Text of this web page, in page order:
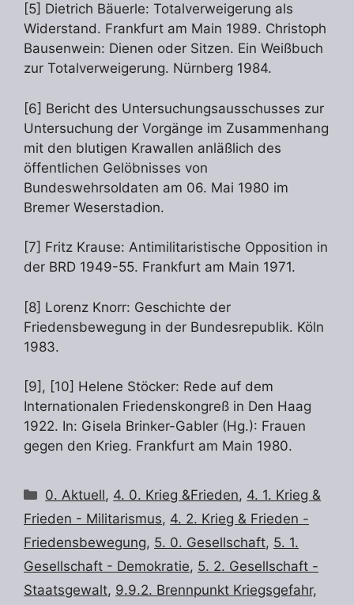
[5] Dietrich Bäuerle: Totalverweigerung als
Widerstand. Frankfurt am Main 1989. Christoph
Bausenwein: Dienen oder Sitzen. Ein Weißbuch
zur Totalverweigerung. Nürnberg 1984.
[6] Bericht des Untersuchungsausschusses zur
Untersuchung der Vorgänge im Zusammenhang
mit den blutigen Krawallen anläßlich des
öffentlichen Gelöbnisses von
Bundeswehrsoldaten am 06. Mai 1980 im
Bremer Weserstadion.
[7] Fritz Krause: Antimilitaristische Opposition in
der BRD 1949-55. Frankfurt am Main 1971.
[8] Lorenz Knorr: Geschichte der
Friedensbewegung in der Bundesrepublik. Köln
1983.
[9], [10] Helene Stöcker: Rede auf dem
Internationalen Friedenskongreß in Den Haag
1922. In: Gisela Brinker-Gabler (Hg.): Frauen
gegen den Krieg. Frankfurt am Main 1980.
Kategorien
0. Aktuell, 4. 0. Krieg &Frieden, 4. 1. Krieg &
Frieden - Militarismus, 4. 2. Krieg & Frieden -
Friedensbewegung, 5. 0. Gesellschaft, 5. 1.
Gesellschaft - Demokratie, 5. 2. Gesellschaft -
Staatsgewalt, 9.9.2. Brennpunkt Kriegsgefahr,